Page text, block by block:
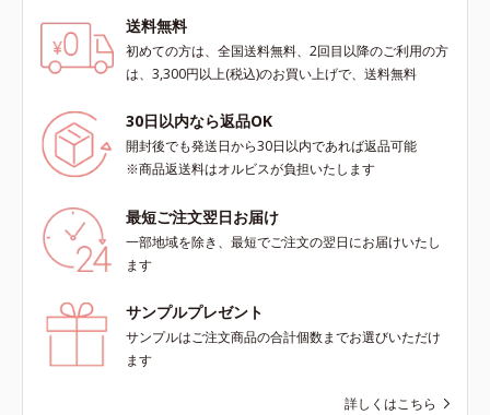
送料無料
初めての方は、全国送料無料、2回目以降のご利用の方
は、3,300円以上(税込)のお買い上げで、送料無料
30日以内なら返品OK
開封後でも発送日から30日以内であれば返品可能
※商品返送料はオルビスが負担いたします
最短ご注文翌日お届け
一部地域を除き、最短でご注文の翌日にお届けいたし
ます
サンプルプレゼント
サンプルはご注文商品の合計個数までお選びいただけ
ます
詳しくはこちら